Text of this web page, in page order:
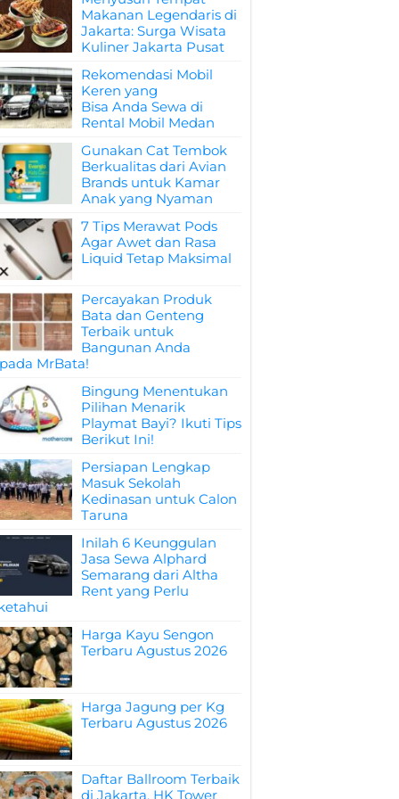
Makanan Legendaris di
Jakarta: Surga Wisata
Kuliner Jakarta Pusat
Rekomendasi Mobil
Keren yang
Bisa Anda Sewa di
Rental Mobil Medan
Gunakan Cat Tembok
Berkualitas dari Avian
Brands untuk Kamar
Anak yang Nyaman
7 Tips Merawat Pods
Agar Awet dan Rasa
Liquid Tetap Maksimal
Percayakan Produk
Bata dan Genteng
Terbaik untuk
Bangunan Anda
MrBata!
Bingung Menentukan
Pilihan Menarik
Playmat Bayi? Ikuti Tips
Berikut Ini!
Persiapan Lengkap
Masuk Sekolah
Kedinasan untuk Calon
Taruna
Inilah 6 Keunggulan
Jasa Sewa Alphard
Semarang dari Altha
Rent yang Perlu
Harga Kayu Sengon
Terbaru Agustus 2026
Harga Jagung per Kg
Terbaru Agustus 2026
Daftar Ballroom Terbaik
di Jakarta, HK Tower